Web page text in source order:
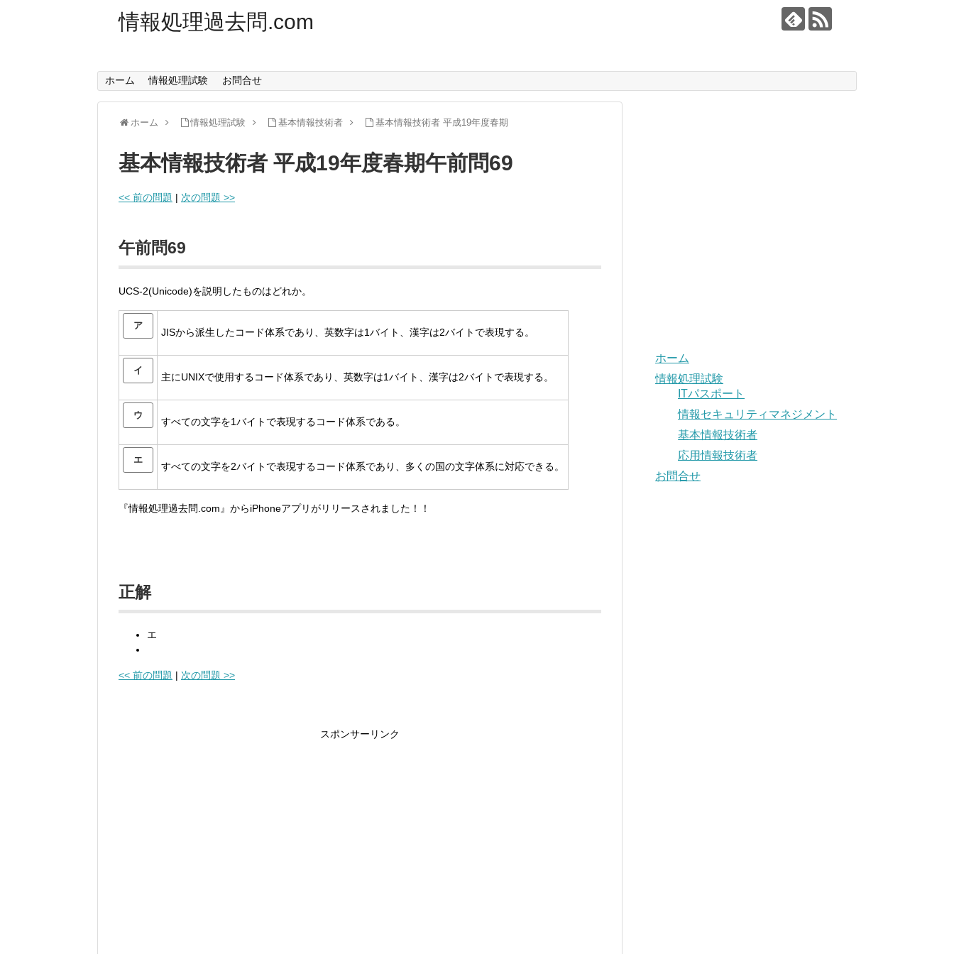
情報処理過去問.com
ホーム 情報処理試験 お問合せ
ホーム 情報処理試験 基本情報技術者 基本情報技術者 平成19年度春期
基本情報技術者 平成19年度春期午前問69
<< 前の問題 | 次の問題 >>
午前問69
UCS-2(Unicode)を説明したものはどれか。
ア
JISから派生したコード体系であり、英数字は1バイト、漢字は2バイトで表現する。
イ
主にUNIXで使用するコード体系であり、英数字は1バイト、漢字は2バイトで表現する。
ウ
すべての文字を1バイトで表現するコード体系である。
エ
すべての文字を2バイトで表現するコード体系であり、多くの国の文字体系に対応できる。
『情報処理過去問.com』からiPhoneアプリがリリースされました！！
正解
エ
<< 前の問題 | 次の問題 >>
スポンサーリンク
ホーム
情報処理試験
ITパスポート
情報セキュリティマネジメント
基本情報技術者
応用情報技術者
お問合せ